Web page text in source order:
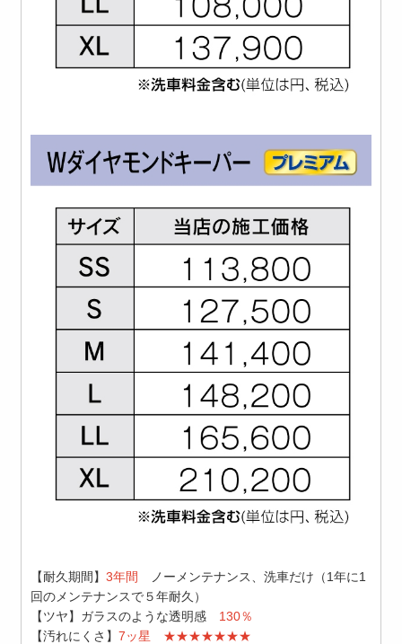
【耐久期間】3年間
ノーメンテナンス、洗車だけ（1年に1
回のメンテナンスで５年耐久）
【ツヤ】ガラスのような透明感 130％
【汚れにくさ】7ッ星 ★★★★★★★